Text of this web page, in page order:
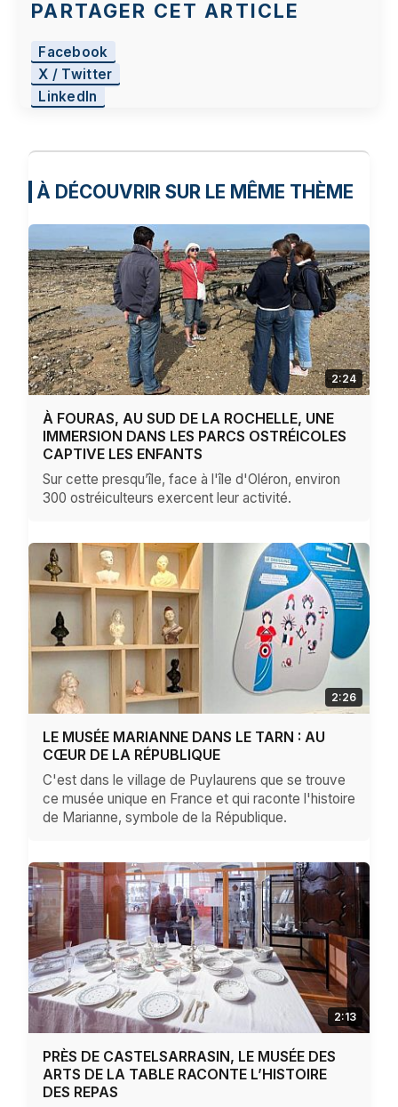
PARTAGER CET ARTICLE
Facebook
X / Twitter
LinkedIn
À DÉCOUVRIR SUR LE MÊME THÈME
2:24
À FOURAS, AU SUD DE LA ROCHELLE, UNE
IMMERSION DANS LES PARCS OSTRÉICOLES
CAPTIVE LES ENFANTS
Sur cette presqu’île, face à l'île d'Oléron, environ
300 ostréiculteurs exercent leur activité.
2:26
LE MUSÉE MARIANNE DANS LE TARN : AU
CŒUR DE LA RÉPUBLIQUE
C'est dans le village de Puylaurens que se trouve
ce musée unique en France et qui raconte l'histoire
de Marianne, symbole de la République.
2:13
PRÈS DE CASTELSARRASIN, LE MUSÉE DES
ARTS DE LA TABLE RACONTE L’HISTOIRE
DES REPAS